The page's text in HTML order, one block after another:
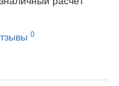
0